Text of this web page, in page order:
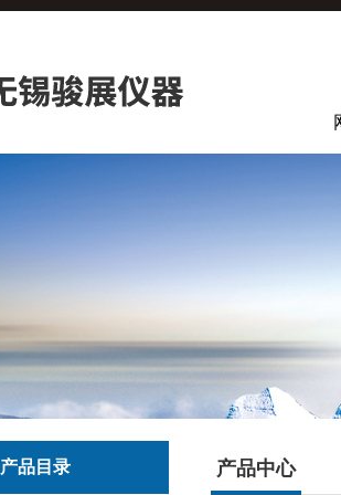
产品目录 产品中心